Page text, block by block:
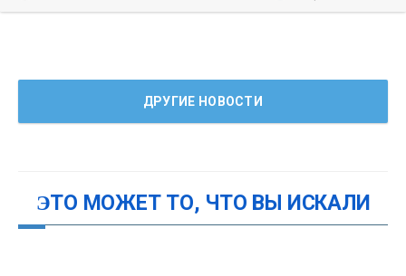
ДРУГИЕ НОВОСТИ
ЭТО МОЖЕТ ТО, ЧТО ВЫ ИСКАЛИ